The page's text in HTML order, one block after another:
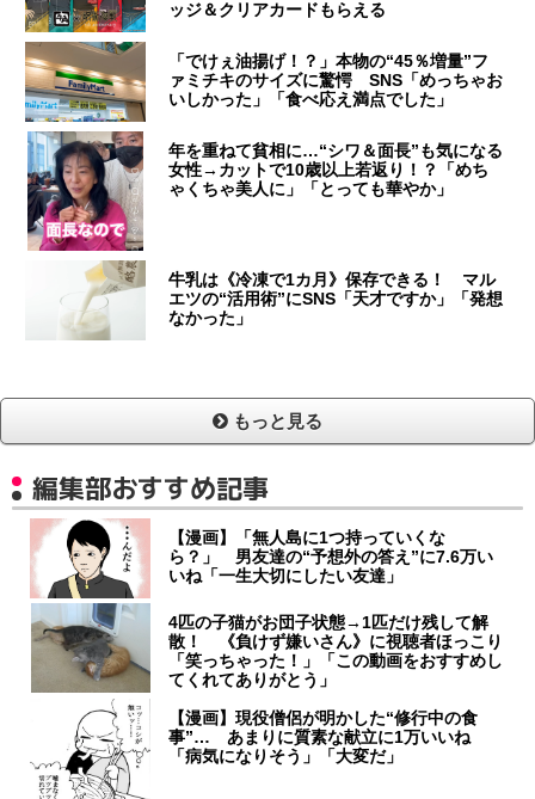
ッジ＆クリアカードもらえる
「でけぇ油揚げ！？」本物の“45％増量”フ
ァミチキのサイズに驚愕 SNS「めっちゃお
いしかった」「食べ応え満点でした」
年を重ねて貧相に…“シワ＆面長”も気になる
女性→カットで10歳以上若返り！？「めち
ゃくちゃ美人に」「とっても華やか」
牛乳は《冷凍で1カ月》保存できる！ マル
エツの“活用術”にSNS「天才ですか」「発想
なかった」
もっと見る
編集部おすすめ記事
【漫画】「無人島に1つ持っていくな
ら？」 男友達の“予想外の答え”に7.6万い
いね「一生大切にしたい友達」
4匹の子猫がお団子状態→1匹だけ残して解
散！ 《負けず嫌いさん》に視聴者ほっこり
「笑っちゃった！」「この動画をおすすめし
てくれてありがとう」
【漫画】現役僧侶が明かした“修行中の食
事”… あまりに質素な献立に1万いいね
「病気になりそう」「大変だ」